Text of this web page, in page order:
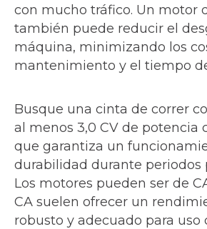
con mucho tráfico. Un motor
también puede reducir el
máquina, minimizando los
mantenimiento y el tiempo
Busque una cinta de correr
al menos 3,0 CV de potencia
que garantiza un
durabilidad durante periodos
Los motores pueden ser de
CA suelen ofrecer un
robusto y adecuado para uso